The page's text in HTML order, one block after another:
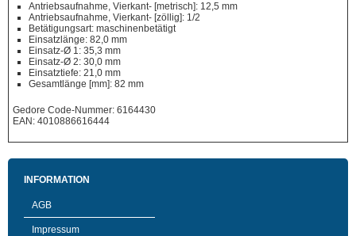
Antriebsaufnahme, Vierkant- [metrisch]: 12,5 mm
Antriebsaufnahme, Vierkant- [zöllig]: 1/2
Betätigungsart: maschinenbetätigt
Einsatzlänge: 82,0 mm
Einsatz-Ø 1: 35,3 mm
Einsatz-Ø 2: 30,0 mm
Einsatztiefe: 21,0 mm
Gesamtlänge [mm]: 82 mm
Gedore Code-Nummer: 6164430
EAN: 4010886616444
INFORMATION
AGB
Impressum